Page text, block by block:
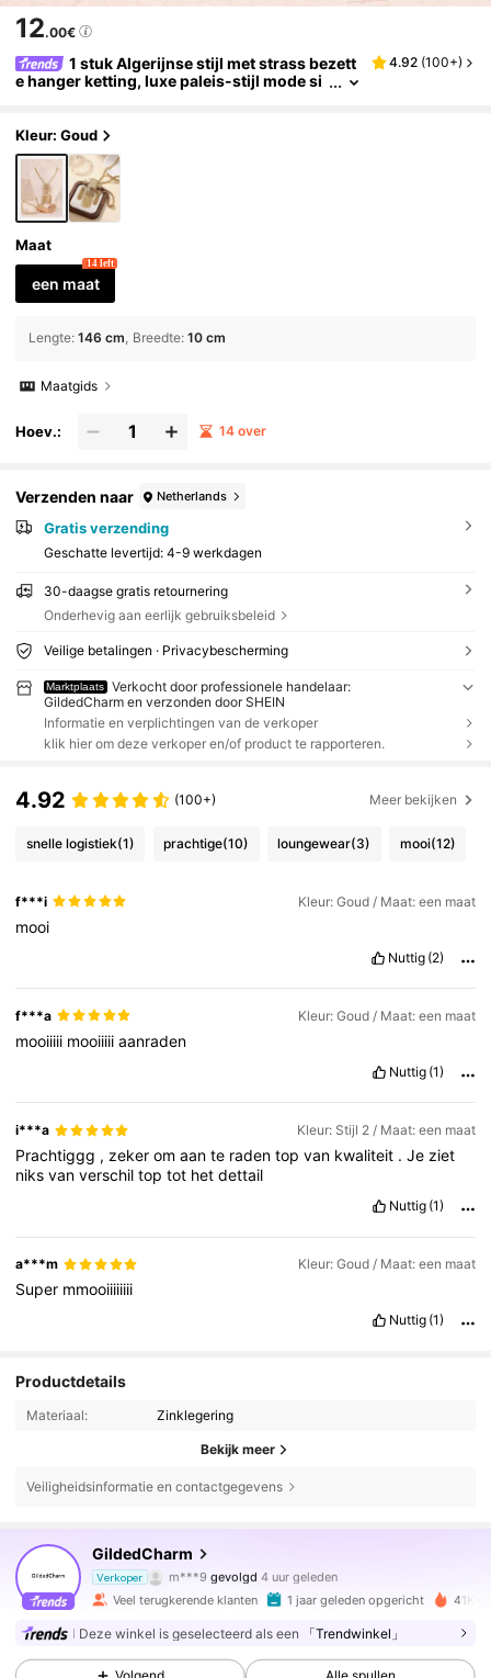
12.00€
1 stuk Algerijnse stijl met strass bezett
e hanger ketting, luxe paleis-stijl mode si
4.92 (100+)
Kleur: Goud
Maat
een maat
14 left
Lengte: 146 cm Breedte: 10 cm
Maatgids
Hoev.: 14 over
Verzenden naar Netherlands
Gratis verzending
Geschatte levertijd: 4-9 werkdagen
30-daagse gratis retournering
Onderhevig aan eerlijk gebruiksbeleid
Veilige betalingen · Privacybescherming
Marktplaats
Verkocht door professionele handelaar:
GildedCharm en verzonden door SHEIN
Informatie en verplichtingen van de verkoper
klik hier om deze verkoper en/of product te rapporteren.
4.92 (100+) Meer bekijken
snelle logistiek(1) prachtige(10) loungewear(3) mooi(12)
f***i Kleur: Goud / Maat: een maat
mooi
Nuttig (2)
f***a Kleur: Goud / Maat: een maat
mooiiiii mooiiiiiaanraden
Nuttig (1)
i***a Kleur: Stijl 2 / Maat: een maat
Prachtiggg , zekeromaante radentopvan kwaliteit .Je ziet
niksvanverschiltoptot hetdettail
Nuttig (1)
a***m Kleur: Goud / Maat: een maat
Super mmooiiiiiiii
Nuttig (1)
Productdetails
Materiaal: Zinklegering
Bekijk meer
Veiligheidsinformatie en contactgegevens
GildedCharm
Verkoper m***9 gevolgd 4 uur geleden
k***i
is aan het browsen
4.91
Veel terugkerende klanten 1 jaar geleden opgericht 41K+
Deze winkel is geselecteerd als een 「Trendwinkel」